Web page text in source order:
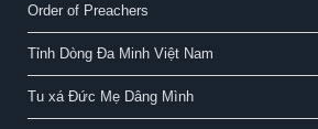
Order of Preachers
Tỉnh Dòng Đa Minh Việt Nam
Tu xá Đức Mẹ Dâng Mình